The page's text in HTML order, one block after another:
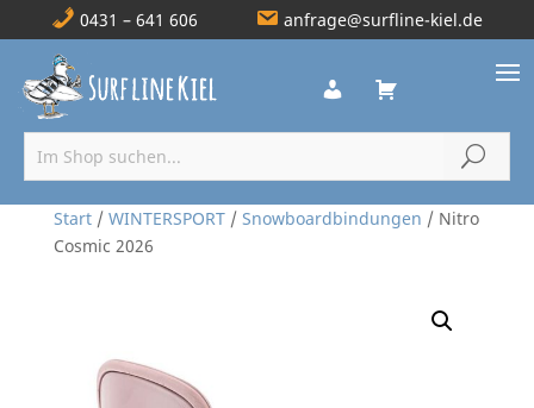
0431 – 641 606 anfrage@surfline-kiel.de
Start/ WINTERSPORT/ Snowboardbindungen / Nitro
Cosmic 2026